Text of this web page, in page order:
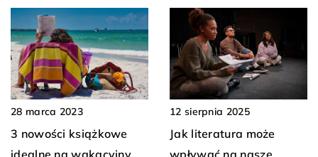
28 marca 2023
3 nowości książkowe
12 sierpnia 2025
Jak literatura może
wpływać na nasze